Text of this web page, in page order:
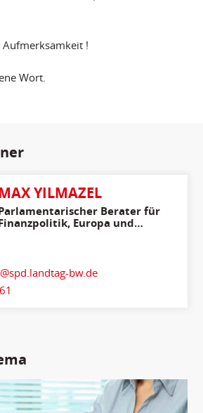
!
Wort.
YILMAZEL
Berater für
Europa und
Internationales
bw.de